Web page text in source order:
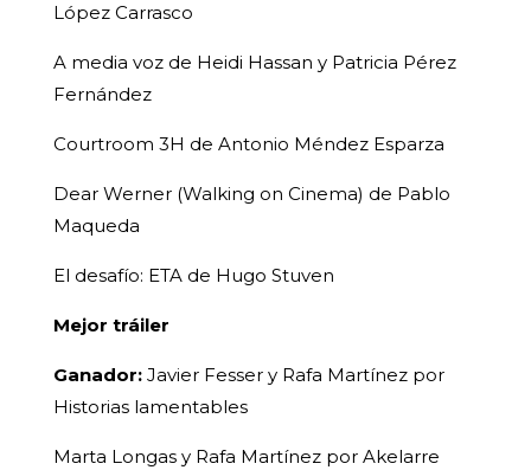
López Carrasco
A media voz de Heidi Hassan y Patricia Pérez
Fernández
Courtroom 3H de Antonio Méndez Esparza
Dear Werner (Walking on Cinema) de Pablo
Maqueda
El desafío: ETA de Hugo Stuven
Mejor tráiler
Ganador:Javier Fesser y Rafa Martínez por
Historias lamentables
Marta Longas y Rafa Martínez por Akelarre